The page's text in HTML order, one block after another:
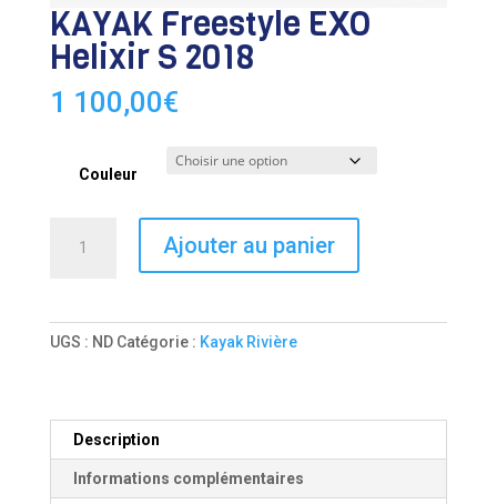
KAYAK Freestyle EXO
Helixir S 2018
1 100,00€
Couleur
Ajouter au panier
UGS : ND Catégorie : Kayak Rivière
Description
Informations complémentaires